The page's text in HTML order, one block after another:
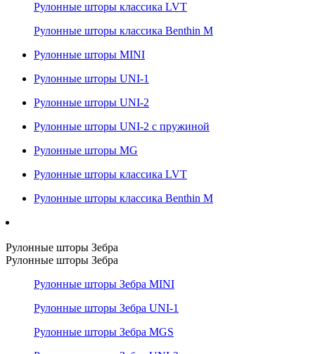
Рулонные шторы классика LVT
Рулонные шторы классика Benthin M
Рулонные шторы MINI
Рулонные шторы UNI-1
Рулонные шторы UNI-2
Рулонные шторы UNI-2 с пружиной
Рулонные шторы MG
Рулонные шторы классика LVT
Рулонные шторы классика Benthin M
Рулонные шторы Зебра
Рулонные шторы Зебра
Рулонные шторы Зебра MINI
Рулонные шторы Зебра UNI-1
Рулонные шторы Зебра MGS